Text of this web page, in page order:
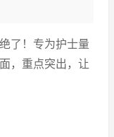
了！专为护士量
，重点突出，让